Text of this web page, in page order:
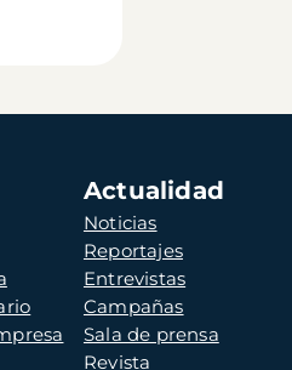
Actualidad
Noticias
Reportajes
Entrevistas
Campañas
Sala de prensa
Revista